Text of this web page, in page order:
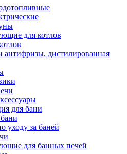
для котлов
антифризы, дистилированная
для бани
уходу за баней
для банных печей